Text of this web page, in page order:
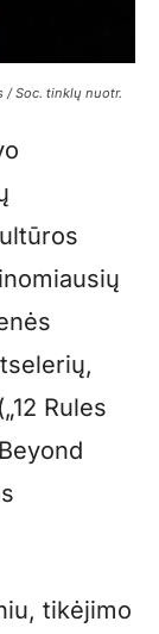
/ Soc. tinklų nuotr.
Rules
tikėjimo